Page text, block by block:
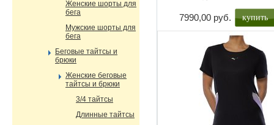
7990,00 руб. купить
Женские шорты для
бега
Мужские шорты для
бега
Беговые тайтсы и
брюки
Женские беговые
тайтсы и брюки
3/4 тайтсы
Длинные тайтсы